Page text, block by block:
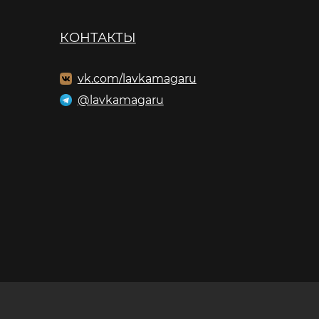
КОНТАКТЫ
vk.com/lavkamagaru
@lavkamagaru